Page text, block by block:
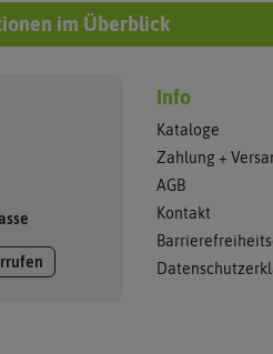
im Überblick
Info
Kataloge
Zahlung +
AGB
Kontakt